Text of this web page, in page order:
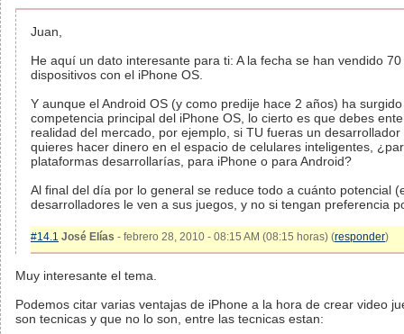
Juan,
He aquí un dato interesante para ti: A la fecha se han vendido
dispositivos con el iPhone OS.
Y aunque el Android OS (y como predije hace 2 años) ha
competencia principal del iPhone OS, lo cierto es que debes
realidad del mercado, por ejemplo, si TU fueras un
quieres hacer dinero en el espacio de celulares inteligentes,
plataformas desarrollarías, para iPhone o para Android?
Al final del día por lo general se reduce todo a cuánto potencial
desarrolladores le ven a sus juegos, y no si tengan preferencia
#14.1 José Elías - febrero 28, 2010 - 08:15 AM (08:15 horas) (responder)
Muy interesante el tema.
Podemos citar varias ventajas de iPhone a la hora de crear video
son tecnicas y que no lo son, entre las tecnicas estan: